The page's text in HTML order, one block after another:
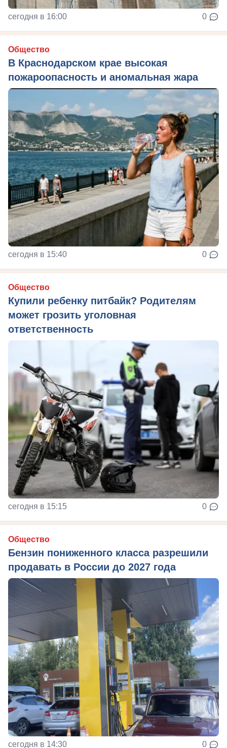
сегодня в 16:00 0
Общество
В Краснодарском крае высокая
пожароопасность и аномальная жара
сегодня в 15:40 0
Общество
Купили ребенку питбайк? Родителям
может грозить уголовная
ответственность
сегодня в 15:15 0
Общество
Бензин пониженного класса разрешили
продавать в России до 2027 года
сегодня в 14:30 0